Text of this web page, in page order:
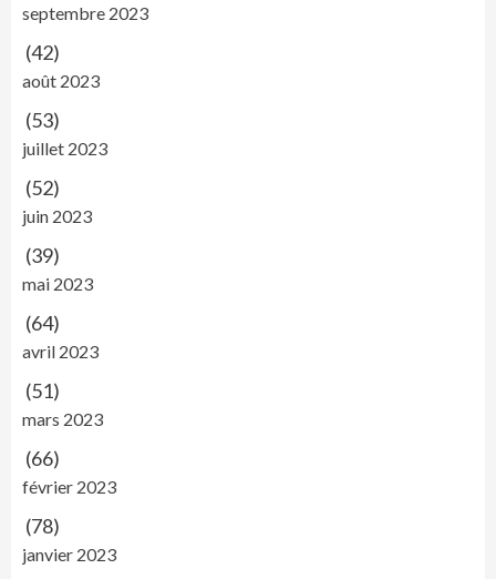
septembre 2023
(42)
août 2023
(53)
juillet 2023
(52)
juin 2023
(39)
mai 2023
(64)
avril 2023
(51)
mars 2023
(66)
février 2023
(78)
janvier 2023